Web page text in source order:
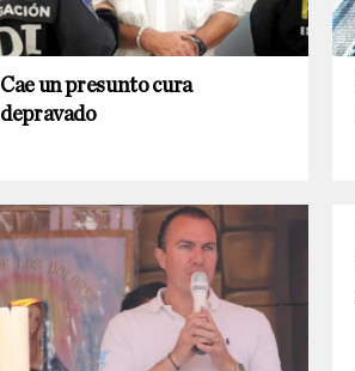
Cae un presunto cura
depravado